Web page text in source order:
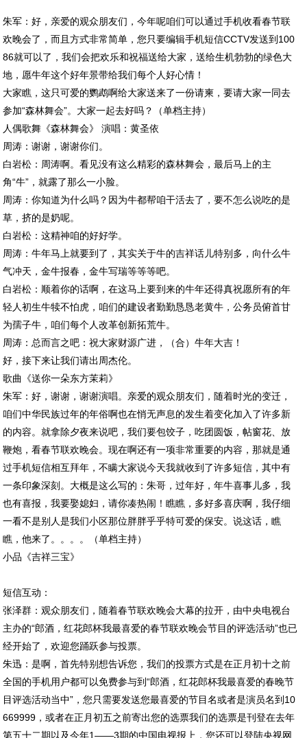
朱军：好，亲爱的观众朋友们，今年呢咱们可以通过手机收看春节联
欢晚会了，而且方式非常简单，您只要编辑手机短信CCTV发送到100
86就可以了，我们会把欢乐和祝福送给大家，送给生机勃勃的绿色大
地，愿牛年这个好年景带给我们每个人好心情！
大家瞧，这只可爱的鹦鹉啊给大家送来了一份请柬，要请大家一同去
参加“森林舞会”。大家一起去好吗？（单档主持）
人偶歌舞《森林舞会》 演唱：黄圣依
周涛：谢谢，谢谢你们。
白岩松：周涛啊。看见没有这么精彩的森林舞会，最后马上的主
角“牛”，就露了那么一小脸。
周涛：你知道为什么吗？因为牛都帮咱干活去了，要不怎么说吃的是
草，挤的是奶呢。
白岩松：这精神咱的好好学。
周涛：牛年马上就要到了，其实关于牛的吉祥话儿特别多，向什么牛
气冲天，金牛报春，金牛写瑞等等等吧。
白岩松：顺着你的话啊，在这马上要到来的牛年还得真祝愿所有的年
轻人初生牛犊不怕虎，咱们的建设者勤勤恳恳老黄牛，公务员俯首甘
为孺子牛，咱们每个人改革创新拓荒牛。
周涛：总而言之吧：祝大家财源广进，（合）牛年大吉！
好，接下来让我们请出周杰伦。
歌曲《送你一朵东方茉莉》
朱军：好，谢谢，谢谢演唱。亲爱的观众朋友们，随着时光的变迁，
咱们中华民族过年的年俗啊也在悄无声息的发生着变化加入了许多新
的内容。就拿除夕夜来说吧，我们要包饺子，吃团圆饭，帖窗花、放
鞭炮，看春节联欢晚会。现在啊还有一项非常重要的内容，那就是通
过手机短信相互拜年，不瞒大家说今天我就收到了许多短信，其中有
一条印象深刻。大概是这么写的：朱哥，过年好，年牛喜事儿多，我
也有喜报，我要娶媳妇，请你凑热闹！瞧瞧，多好多喜庆啊，我仔细
一看不是别人是我们小区那位胖胖乎乎特可爱的保安。说这话，瞧
瞧，他来了。。。。（单档主持）
小品《吉祥三宝》
短信互动：
张泽群：观众朋友们，随着春节联欢晚会大幕的拉开，由中央电视台
主办的“郎酒，红花郎杯我最喜爱的春节联欢晚会节目的评选活动”也已
经开始了，欢迎您踊跃参与投票。
朱迅：是啊，首先特别想告诉您，我们的投票方式是在正月初十之前
全国的手机用户都可以免费参与到“郎酒，红花郎杯我最喜爱的春晚节
目评选活动当中”，您只需要发送您最喜爱的节目名或者是演员名到10
669999，或者在正月初五之前寄出您的选票我们的选票是刊登在去年
第五十二期以及今年1——3期的中国电视报上，您还可以登陆央视网